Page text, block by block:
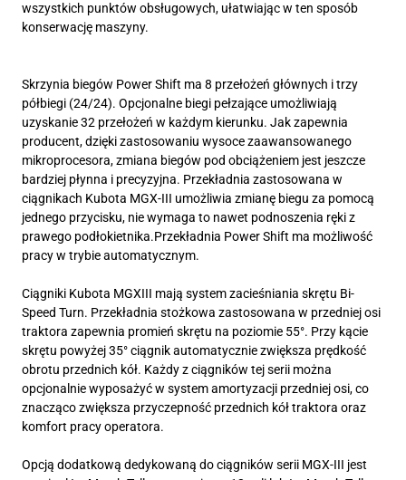
wszystkich punktów obsługowych, ułatwiając w ten sposób
konserwację maszyny.
Skrzynia biegów Power Shift ma 8 przełożeń głównych i trzy
półbiegi (24/24). Opcjonalne biegi pełzające umożliwiają
uzyskanie 32 przełożeń w każdym kierunku. Jak zapewnia
producent, dzięki zastosowaniu wysoce zaawansowanego
mikroprocesora, zmiana biegów pod obciążeniem jest jeszcze
bardziej płynna i precyzyjna. Przekładnia zastosowana w
ciągnikach Kubota MGX-III umożliwia zmianę biegu za pomocą
jednego przycisku, nie wymaga to nawet podnoszenia ręki z
prawego podłokietnika.Przekładnia Power Shift ma możliwość
pracy w trybie automatycznym.
Ciągniki Kubota MGXIII mają system zacieśniania skrętu Bi-
Speed Turn. Przekładnia stożkowa zastosowana w przedniej osi
traktora zapewnia promień skrętu na poziomie 55°. Przy kącie
skrętu powyżej 35° ciągnik automatycznie zwiększa prędkość
obrotu przednich kół. Każdy z ciągników tej serii można
opcjonalnie wyposażyć w system amortyzacji przedniej osi, co
znacząco zwiększa przyczepność przednich kół traktora oraz
komfort pracy operatora.
Opcją dodatkową dedykowaną do ciągników serii MGX-III jest